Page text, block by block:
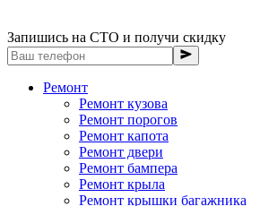
Запишись на СТО и получи скидку
Ремонт
Ремонт кузова
Ремонт порогов
Ремонт капота
Ремонт двери
Ремонт бампера
Ремонт крыла
Ремонт крышки багажника